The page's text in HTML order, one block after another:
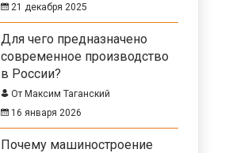
21 декабря 2025
Для чего предназначено
современное производство
в России?
От Максим Таганский
16 января 2026
Почему машиностроение